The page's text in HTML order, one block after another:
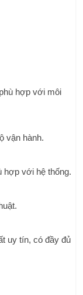
hợp với môi
vận hành.
hợp với hệ thống.
uy tín, có đầy đủ